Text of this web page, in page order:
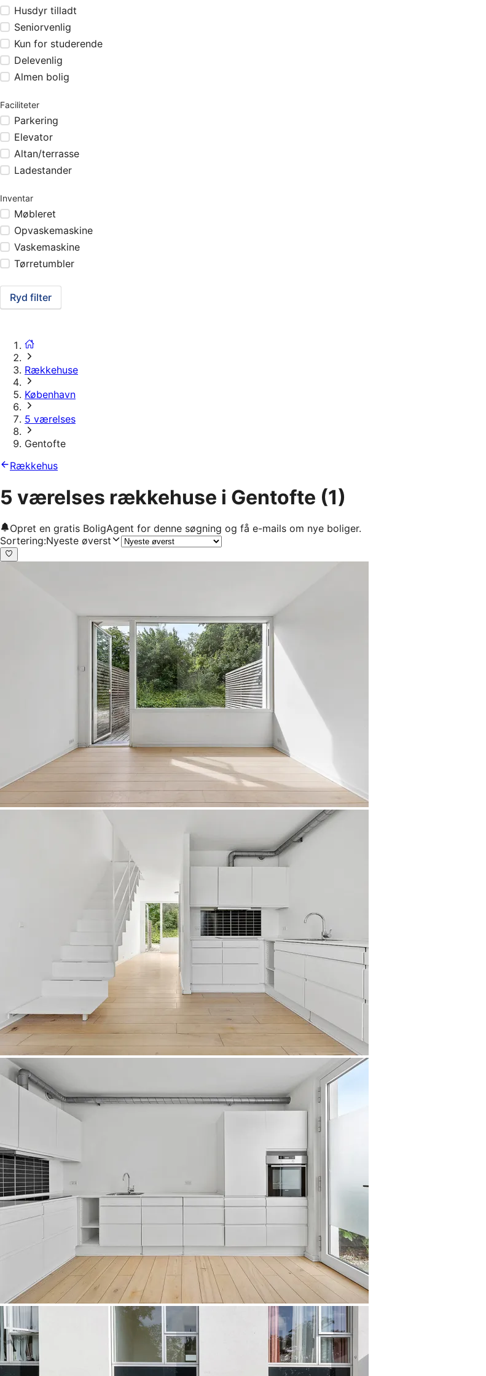
Husdyr tilladt
Seniorvenlig
Kun for studerende
Delevenlig
Almen bolig
Faciliteter
Parkering
Elevator
Altan/terrasse
Ladestander
Inventar
Møbleret
Opvaskemaskine
Vaskemaskine
Tørretumbler
Ryd filter
Rækkehuse
København
5 værelses
Gentofte
Rækkehus
5 værelses rækkehuse i Gentofte (1)
Opret en gratis BoligAgent for denne søgning og få e-mails om nye boliger.
Sortering:Nyeste øverst